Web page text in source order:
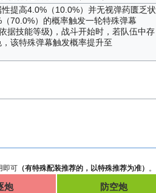
提高4.0%（10.0%）并无视弹药匮乏状
70.0%）的概率触发一轮特殊弹幕
据技能等级)，战斗开始时，若队伍中存
该特殊弹幕触发概率提升至
即可（有特殊配装推荐的，以特殊推荐为准）
炮 防空炮